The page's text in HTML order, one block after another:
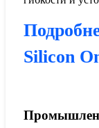
Silicon